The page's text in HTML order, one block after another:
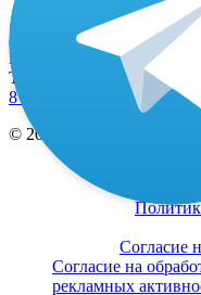
Адрес
Москва, 2-й Рощинский
Телефоны
8 (800) 333-24-77
© 2021—2026 ИП
Согласие
Согласие на
рекламных